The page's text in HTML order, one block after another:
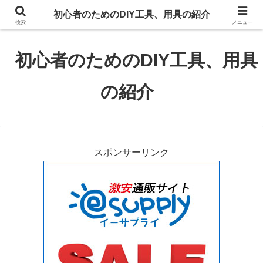
初心者のための大工道具、自動車整備工具、電子工作用具、電気工事工具、電
初心者のためのDIY工具、用具
の紹介
スポンサーリンク
検索
初心者のためのDIY工具、用具の紹介
メニュー